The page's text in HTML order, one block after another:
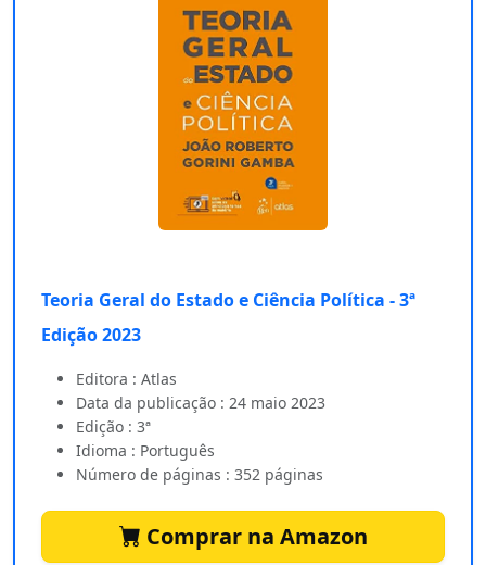
Teoria Geral do Estado e Ciência Política - 3ª
Edição 2023
Editora : Atlas
Data da publicação : 24 maio 2023
Edição : 3ª
Idioma : Português
Número de páginas : 352 páginas
Comprar na Amazon